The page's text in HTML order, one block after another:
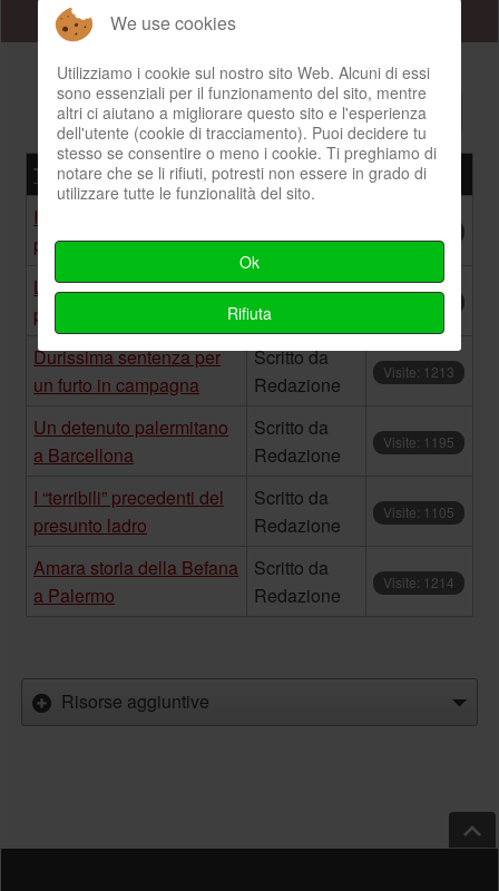
Ultime notizie
Visualizza n.
Titolo Autore
Visite
Ieri ha ottenuto la libertà
provvisoria
Redazione
Le carenze del carcere
palermitano
Scritto da
Redazione
Visite: 1279
Durissima sentenza per
un furto in campagna
Scritto da
Redazione
Visite: 1213
Un detenuto palermitano
a Barcellona
Scritto da
Redazione
Visite: 1195
I “terribili” precedenti del
presunto ladro
Scritto da
Redazione
Visite: 1105
Amara storia della Befana
a Palermo
Scritto da
Redazione
Visite: 1214
Risorse aggiuntive
We use cookies
Utilizziamo i cookie sul nostro sito Web. Alcuni di essi
sono essenziali per il funzionamento del sito, mentre
altri ci aiutano a migliorare questo sito e l'esperienza
dell'utente (cookie di tracciamento). Puoi decidere tu
stesso se consentire o meno i cookie. Ti preghiamo di
notare che se li rifiuti, potresti non essere in grado di
utilizzare tutte le funzionalità del sito.
Ok
Rifiuta